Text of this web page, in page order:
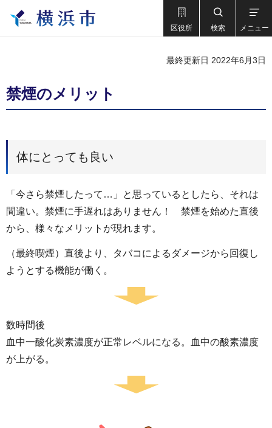
区役所 検索 メニュー
最終更新日 2022年6月3日
禁煙のメリット
体にとっても良い
「今さら禁煙したって…」と思っているとしたら、それは
間違い。禁煙に手遅れはありません！ 禁煙を始めた直後
から、様々なメリットが現れます。
（最終喫煙）直後より、タバコによるダメージから回復し
ようとする機能が働く。
数時間後
血中一酸化炭素濃度が正常レベルになる。血中の酸素濃度
が上がる。